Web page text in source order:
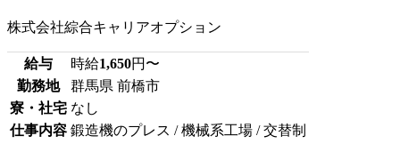
株式会社綜合キャリアオプション
給与 時給1,650円〜
勤務地
群馬県 前橋市
寮・社宅 なし
仕事内容 鍛造機のプレス / 機械系工場 / 交替制